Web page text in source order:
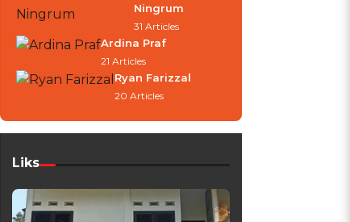
Ningrum
31 Articles
Ardina Praf
21 Articles
Ryan Farizzal
20 Articles
Liks